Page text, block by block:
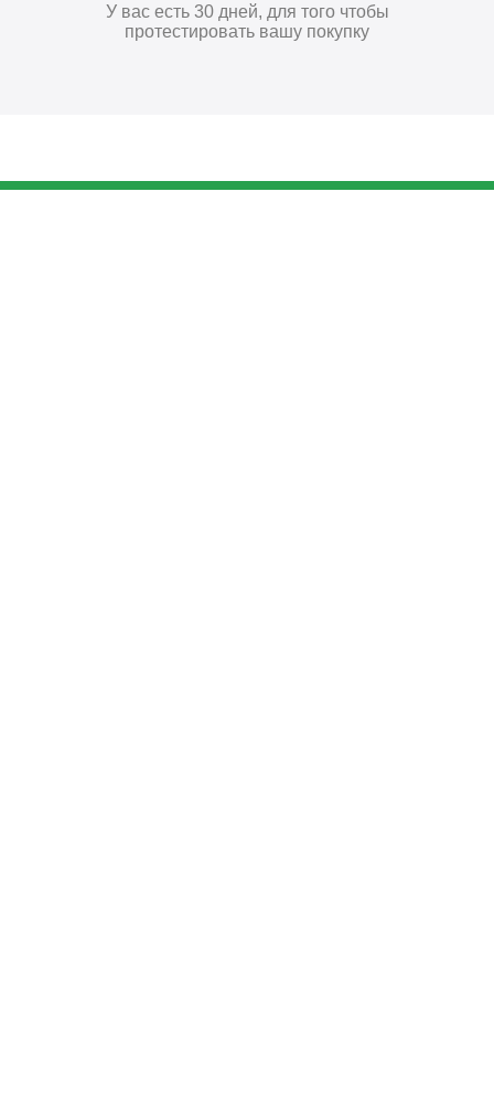
У вас есть 30 дней, для того чтобы
протестировать вашу покупку